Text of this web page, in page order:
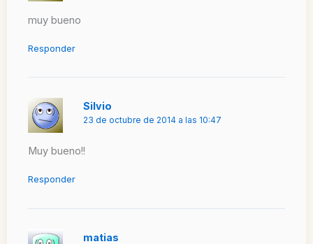
muy bueno
Responder
Silvio
23 de octubre de 2014 a las 10:47
Muy bueno!!
Responder
matias